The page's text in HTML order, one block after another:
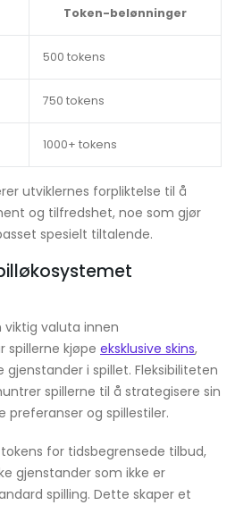
Token-belønninger
500 tokens
750 tokens
1000+ tokens
utviklernes forpliktelse til å
og tilfredshet, noe som gjør
spesielt tiltalende.
viktig valuta innen
spillerne kjøpe eksklusive skins,
i spillet. Fleksibiliteten
spillerne til å strategisere sin
preferanser og spillestiler.
for tidsbegrensede tilbud,
gjenstander som ikke er
spilling. Dette skaper et